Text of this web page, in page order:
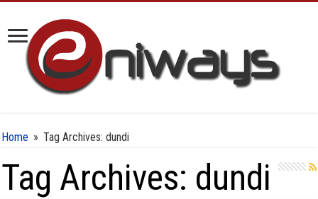
Home » Tag Archives: dundi
Tag Archives: dundi